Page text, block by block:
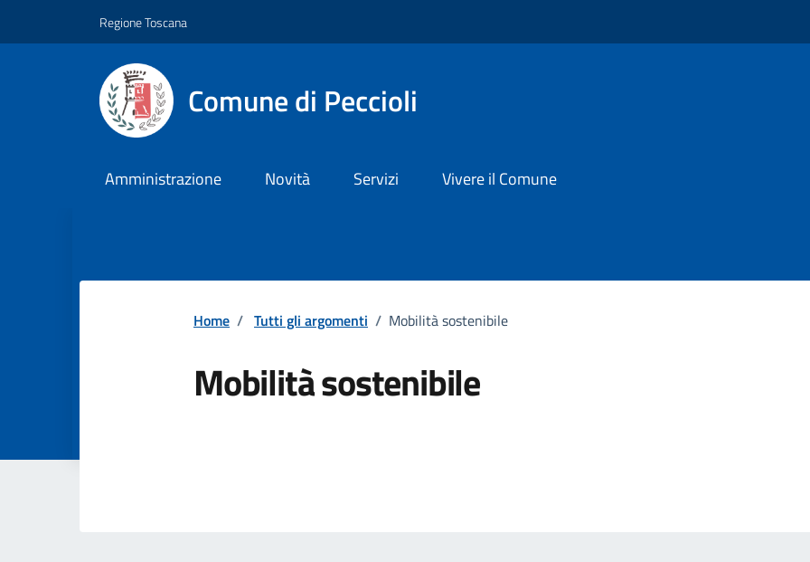
Regione Toscana
Comune di Peccioli
Amministrazione Novità Servizi Vivere il Comune
Home / Tutti gli argomenti / Mobilità sostenibile
Mobilità sostenibile